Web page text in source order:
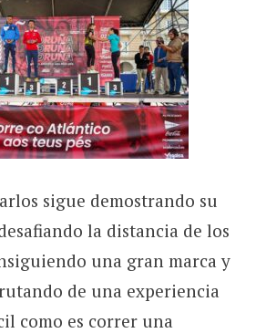
sigue demostrando su
la distancia de los
una gran marca y
de una experiencia
como es correr una